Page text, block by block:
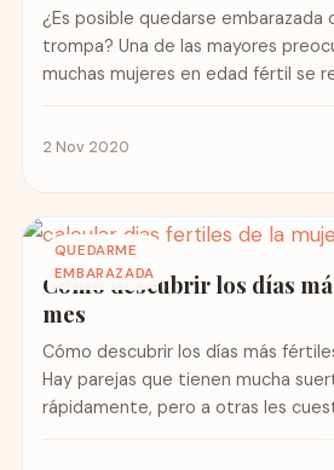
¿Es posible quedarse embarazada
trompa? Una de las mayores
muchas mujeres en edad fértil se
2 Nov 2020
QUEDARME
EMBARAZADA
Cómo descubrir los días
mes
Cómo descubrir los días más
Hay parejas que tienen mucha
rápidamente, pero a otras les